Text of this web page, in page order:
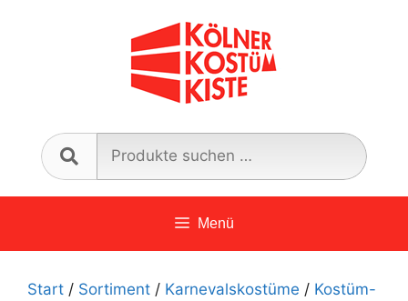
nach:
Menü
Start / Sortiment / Karnevalskostüme / Kostüm-